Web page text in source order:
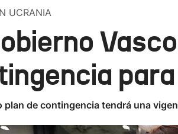
UCRANIA
plan de contingencia tendrá una